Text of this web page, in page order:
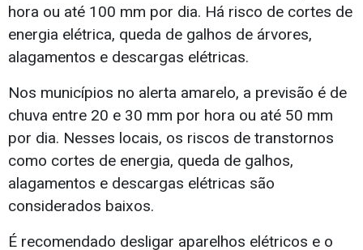
hora ou até 100 mm por dia. Há risco de cortes de
energia elétrica, queda de galhos de árvores,
alagamentos e descargas elétricas.
Nos municípios no alerta amarelo, a previsão é de
chuva entre 20 e 30 mm por hora ou até 50 mm
por dia. Nesses locais, os riscos de transtornos
como cortes de energia, queda de galhos,
alagamentos e descargas elétricas são
considerados baixos.
É recomendado desligar aparelhos elétricos e o